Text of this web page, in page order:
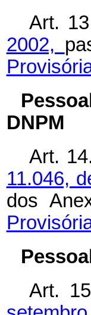
Art.
2002,
DNPM
Art.
11.046,
dos
Art.